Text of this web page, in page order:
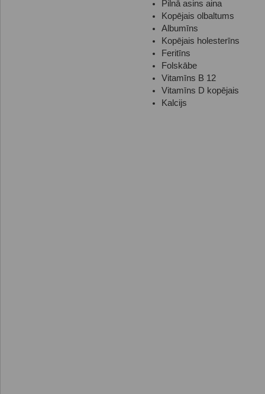
Pilnā asins aina
Kopējais olbaltums
Albumīns
Kopējais holesterīns
Feritīns
Folskābe
Vitamīns B 12
Vitamīns D kopējais
Kalcijs